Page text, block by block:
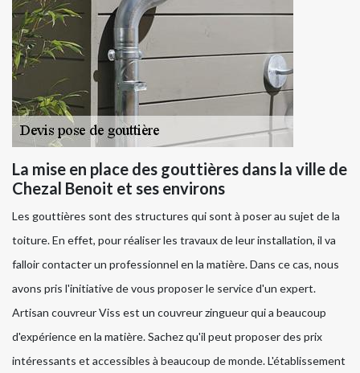
La mise en place des gouttières dans la ville de
Chezal Benoit et ses environs
Les gouttières sont des structures qui sont à poser au sujet de la
toiture. En effet, pour réaliser les travaux de leur installation, il va
falloir contacter un professionnel en la matière. Dans ce cas, nous
avons pris l'initiative de vous proposer le service d'un expert.
Artisan couvreur Viss est un couvreur zingueur qui a beaucoup
d'expérience en la matière. Sachez qu'il peut proposer des prix
intéressants et accessibles à beaucoup de monde. L'établissement